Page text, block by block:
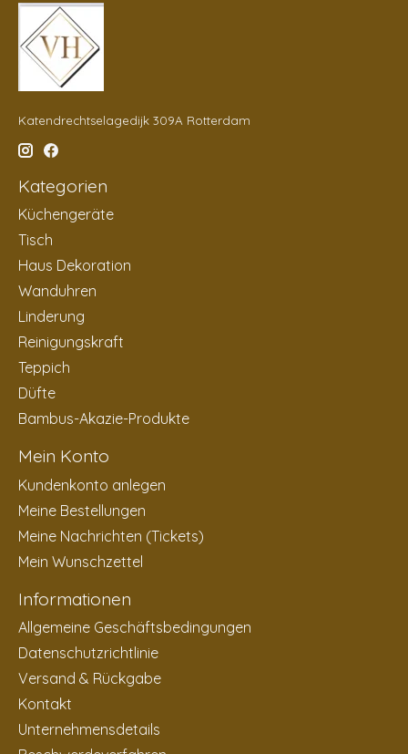
Katendrechtselagedijk 309A Rotterdam
Kategorien
Küchengeräte
Tisch
Haus Dekoration
Wanduhren
Linderung
Reinigungskraft
Teppich
Düfte
Bambus-Akazie-Produkte
Mein Konto
Kundenkonto anlegen
Meine Bestellungen
Meine Nachrichten (Tickets)
Mein Wunschzettel
Informationen
Allgemeine Geschäftsbedingungen
Datenschutzrichtlinie
Versand & Rückgabe
Kontakt
Unternehmensdetails